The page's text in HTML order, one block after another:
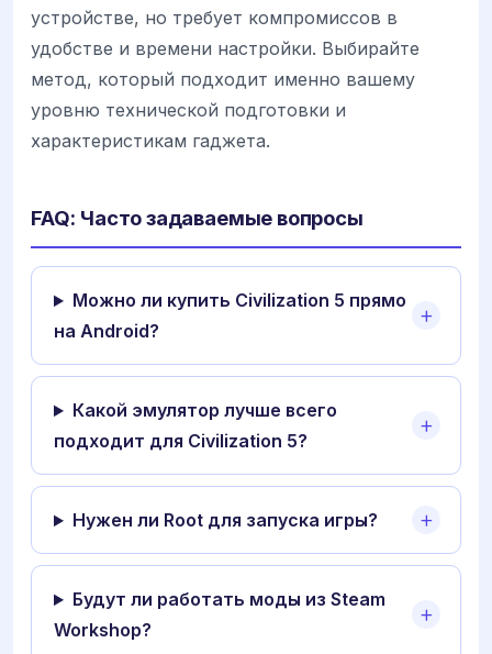
устройстве, но требует компромиссов в
удобстве и времени настройки. Выбирайте
метод, который подходит именно вашему
уровню технической подготовки и
характеристикам гаджета.
FAQ: Часто задаваемые вопросы
Можно ли купить Civilization 5 прямо
на Android?
Какой эмулятор лучше всего
подходит для Civilization 5?
Нужен ли Root для запуска игры?
Будут ли работать моды из Steam
Workshop?